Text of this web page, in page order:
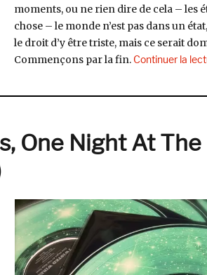
moments, ou ne rien dire de cela – les
chose – le monde n’est pas dans un
le droit d’y être triste, mais ce serait
Commençons par la fin. Continuer la
One Night At